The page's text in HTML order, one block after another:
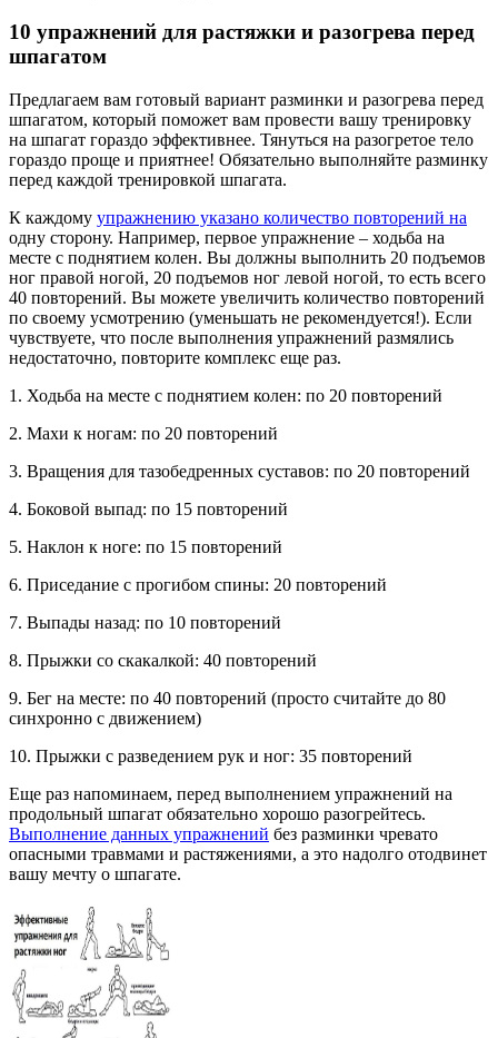
10 упражнений для растяжки и разогрева перед
шпагатом
Предлагаем вам готовый вариант разминки и разогрева перед
шпагатом, который поможет вам провести вашу тренировку
на шпагат гораздо эффективнее. Тянуться на разогретое тело
гораздо проще и приятнее! Обязательно выполняйте разминку
перед каждой тренировкой шпагата.
К каждому упражнению указано количество повторений на
одну сторону. Например, первое упражнение – ходьба на
месте с поднятием колен. Вы должны выполнить 20 подъемов
ног правой ногой, 20 подъемов ног левой ногой, то есть всего
40 повторений. Вы можете увеличить количество повторений
по своему усмотрению (уменьшать не рекомендуется!). Если
чувствуете, что после выполнения упражнений размялись
недостаточно, повторите комплекс еще раз.
1. Ходьба на месте с поднятием колен: по 20 повторений
2. Махи к ногам: по 20 повторений
3. Вращения для тазобедренных суставов: по 20 повторений
4. Боковой выпад: по 15 повторений
5. Наклон к ноге: по 15 повторений
6. Приседание с прогибом спины: 20 повторений
7. Выпады назад: по 10 повторений
8. Прыжки со скакалкой: 40 повторений
9. Бег на месте: по 40 повторений (просто считайте до 80
синхронно с движением)
10. Прыжки с разведением рук и ног: 35 повторений
Еще раз напоминаем, перед выполнением упражнений на
продольный шпагат обязательно хорошо разогрейтесь.
Выполнение данных упражнений без разминки чревато
опасными травмами и растяжениями, а это надолго отодвинет
вашу мечту о шпагате.